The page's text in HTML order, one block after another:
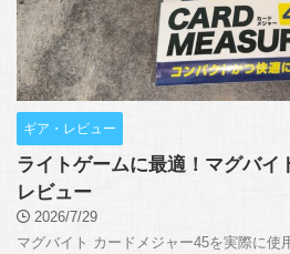
ギア・レビュー
ライトゲームに最適！マグバイ
レビュー
2026/7/29
マグバイト カードメジャー45を実際に使